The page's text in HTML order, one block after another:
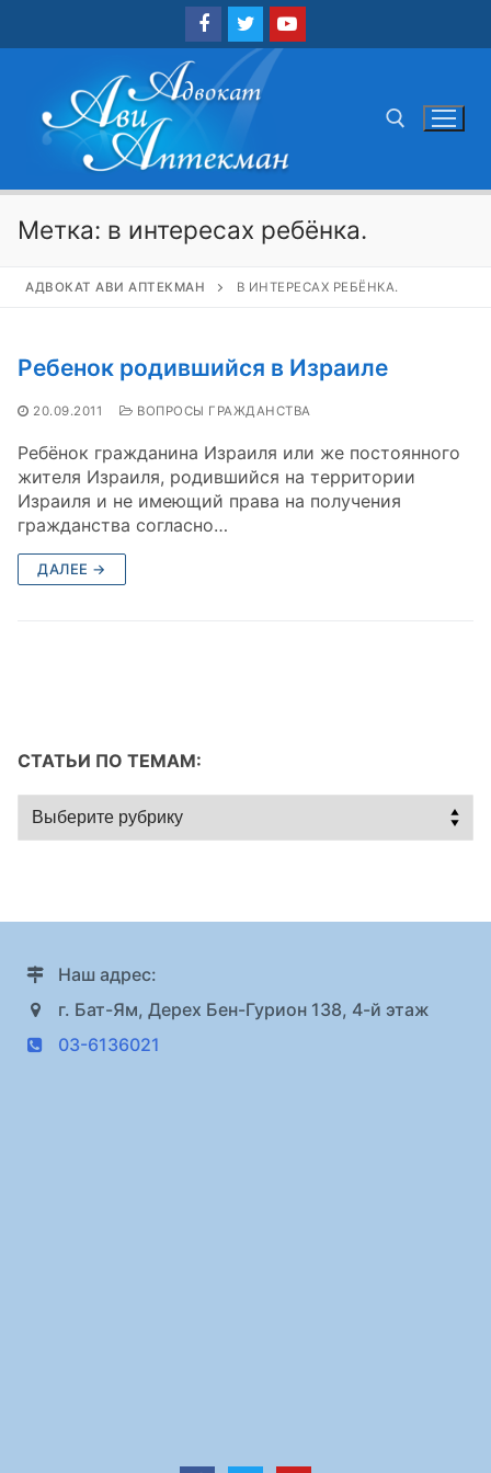
Метка: в интересах ребёнка.
АДВОКАТ АВИ АПТЕКМАН В ИНТЕРЕСАХ РЕБЁНКА.
Ребенок родившийся в Израиле
20.09.2011 ВОПРОСЫ ГРАЖДАНСТВА
Ребёнок гражданина Израиля или же постоянного
жителя Израиля, родившийся на территории
Израиля и не имеющий права на получения
гражданства согласно…
ДАЛЕЕ →
СТАТЬИ ПО ТЕМАМ:
Статьи
по
Наш адрес:
г. Бат-Ям, Дерех Бен-Гурион 138, 4-й этаж
03-6136021